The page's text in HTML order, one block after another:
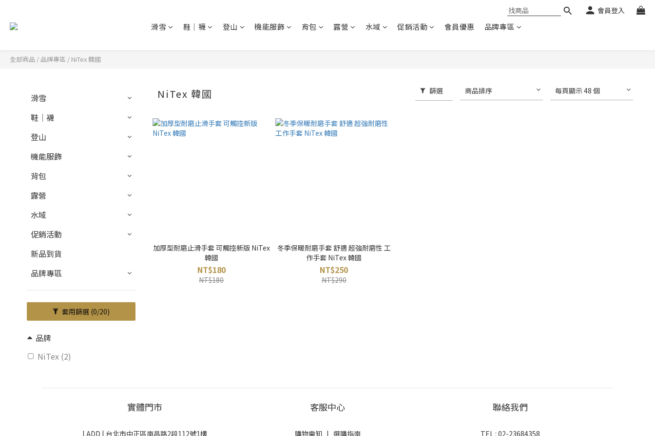
會員登入
滑雪 鞋│襪 登山 機能服飾 背包 露營 水域 促銷活動 會員優惠 品牌專區
全部商品 / 品牌專區 / NiTex 韓國
滑雪
鞋│襪
登山
機能服飾
背包
露營
水域
促銷活動
新品到貨
品牌專區
套用篩選 (0/20)
品牌
NiTex (2)
NiTex 韓國 篩選 商品排序 每頁顯示 48 個
加厚型耐磨止滑手套 可觸控新版 NiTex
韓國
NT$180
NT$180
冬季保暖耐磨手套 舒適 超強耐磨性 工
作手套 NiTex 韓國
NT$250
NT$290
實體門市
| ADD | 台北市中正區南昌路2段112號1樓
客服中心
購物需知| 選購指南
聯絡我們
TEL : 02-23684358